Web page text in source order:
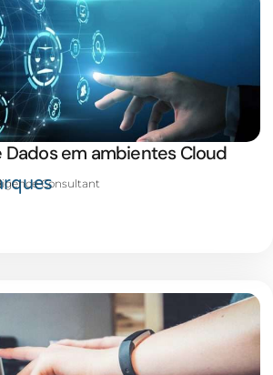
em ambientes Cloud
Consultant